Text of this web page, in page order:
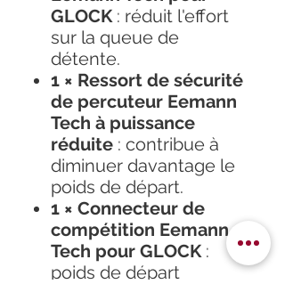
GLOCK: réduit l'effort
sur la queue de
détente.
1 × Ressort de sécurité
de percuteur Eemann
Tech à puissance
réduite : contribue à
diminuer davantage le
poids de départ.
1 × Connecteur de
compétition Eemann
Tech pour GLOCK:
poids de départ